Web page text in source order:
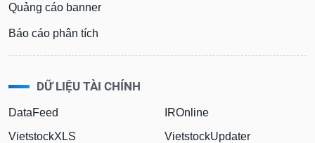
Quảng cáo banner
Báo cáo phân tích
DỮ LIỆU TÀI CHÍNH
DataFeed
VietstockXLS
IROnline
VietstockUpdater
Thuật
Dịch
vụ
(-)